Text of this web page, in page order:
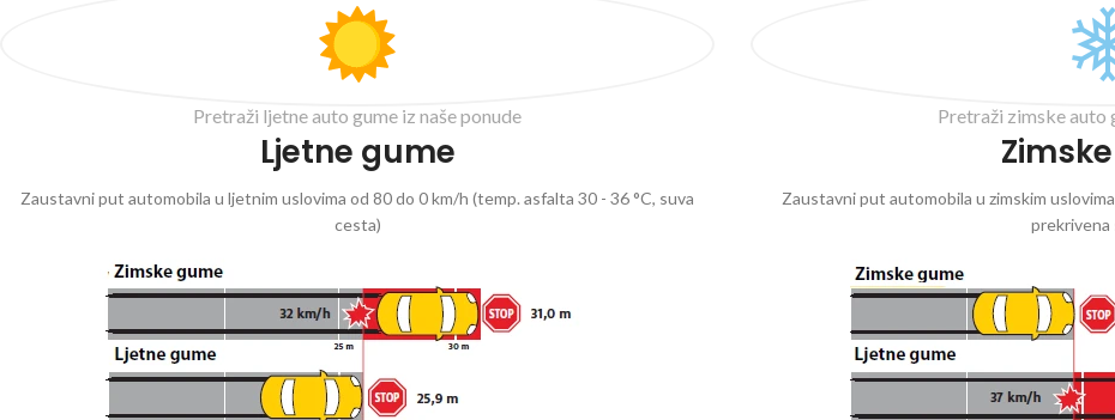
Pretraži ljetne auto gume iz naše ponude
Ljetne gume
Zaustavni put automobila u ljetnim uslovima od 80 do 0 km/h (temp. asfalta 30 - 36 °C, suva
cesta)
Pretraži zimske auto
Zaustavni put automobila u zimskim
prekrivena